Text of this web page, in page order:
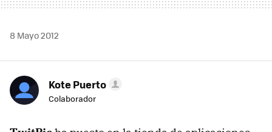
8 Mayo 2012
Kote Puerto
Colaborador